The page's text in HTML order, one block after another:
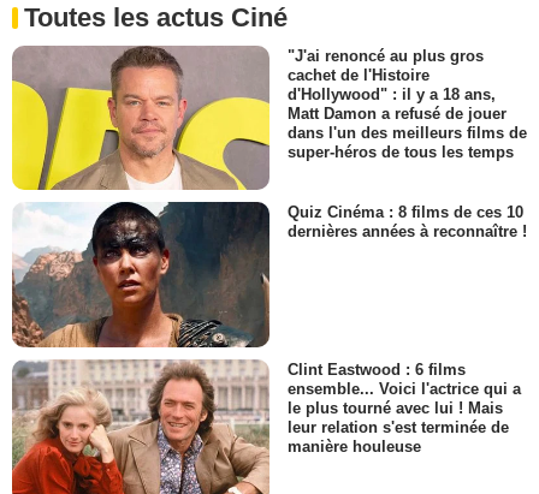
Toutes les actus Ciné
"J'ai renoncé au plus gros
cachet de l'Histoire
d'Hollywood" : il y a 18 ans,
Matt Damon a refusé de jouer
dans l'un des meilleurs films de
super-héros de tous les temps
Quiz Cinéma : 8 films de ces 10
dernières années à reconnaître !
Clint Eastwood : 6 films
ensemble... Voici l'actrice qui a
le plus tourné avec lui ! Mais
leur relation s'est terminée de
manière houleuse